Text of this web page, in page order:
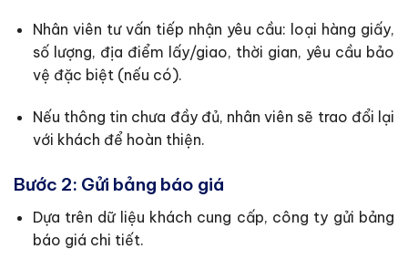
Nhân viên tư vấn tiếp nhận yêu cầu: loại hàng giấy,
số lượng, địa điểm lấy/giao, thời gian, yêu cầu bảo
vệ đặc biệt (nếu có).
Nếu thông tin chưa đầy đủ, nhân viên sẽ trao đổi lại
với khách để hoàn thiện.
Bước 2: Gửi bảng báo giá
Dựa trên dữ liệu khách cung cấp, công ty gửi bảng
báo giá chi tiết.